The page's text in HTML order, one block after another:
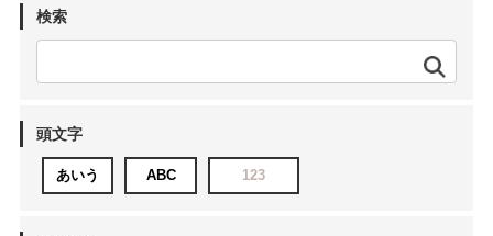
検索
頭文字
あいう ABC 123